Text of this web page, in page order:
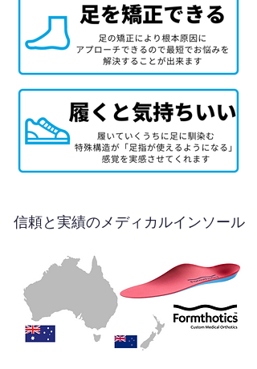
信頼と実績のメディカルインソール